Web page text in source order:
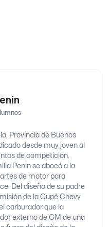
Provincia de Buenos
desde muy joven al
de competición.
Penin se abocó a la
de motor para
Del diseño de su padre
de la Cupé Chevy
carburador que la
externo de GM de una